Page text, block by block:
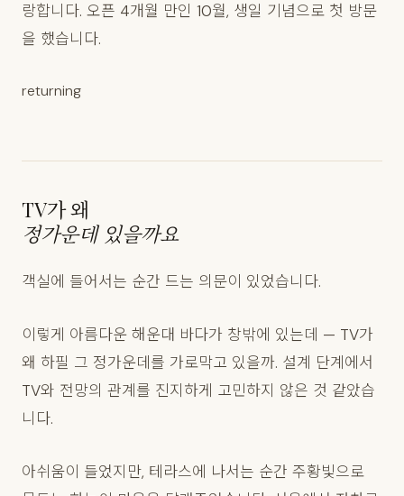
랑합니다. 오픈 4개월 만인 10월, 생일 기념으로 첫 방문
을 했습니다.
returning
TV가 왜
정가운데 있을까요
객실에 들어서는 순간 드는 의문이 있었습니다.
이렇게 아름다운 해운대 바다가 창밖에 있는데 — TV가
왜 하필 그 정가운데를 가로막고 있을까. 설계 단계에서
TV와 전망의 관계를 진지하게 고민하지 않은 것 같았습
니다.
아쉬움이 들었지만, 테라스에 나서는 순간 주황빛으로